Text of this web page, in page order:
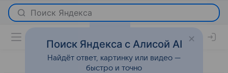
Поиск Яндекса с Алисой AI
Найдёт ответ, картинку или видео —
быстро и точно